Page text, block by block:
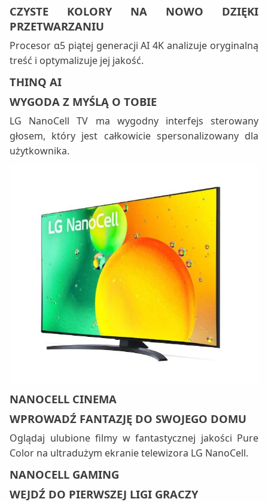
CZYSTE KOLORY NA NOWO DZIĘKI
PRZETWARZANIU
Procesor α5 piątej generacji AI 4K analizuje oryginalną
treść i optymalizuje jej jakość.
THINQ AI
WYGODA Z MYŚLĄ O TOBIE
LG NanoCell TV ma wygodny interfejs sterowany
głosem, który jest całkowicie spersonalizowany dla
użytkownika.
NANOCELL CINEMA
WPROWADŹ FANTAZJĘ DO SWOJEGO DOMU
Oglądaj ulubione filmy w fantastycznej jakości Pure
Color na ultradużym ekranie telewizora LG NanoCell.
NANOCELL GAMING
WEJDŹ DO PIERWSZEJ LIGI GRACZY